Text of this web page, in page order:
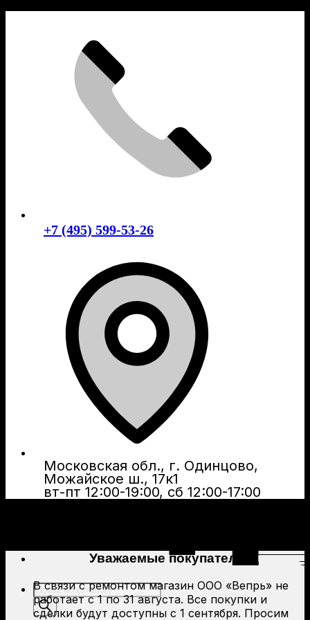
+7 (495) 599-53-26
Московская обл., г. Одинцово,
Можайское ш., 17к1
вт-пт 12:00-19:00, сб 12:00-17:00
Поиск
товаров
Уважаемые покупатели!
В связи с ремонтом магазин ООО «Вепрь» не
работает с 1 по 31 августа. Все покупки и
сделки будут доступны с 1 сентября. Просим